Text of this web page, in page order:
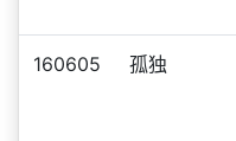
160605 孤独